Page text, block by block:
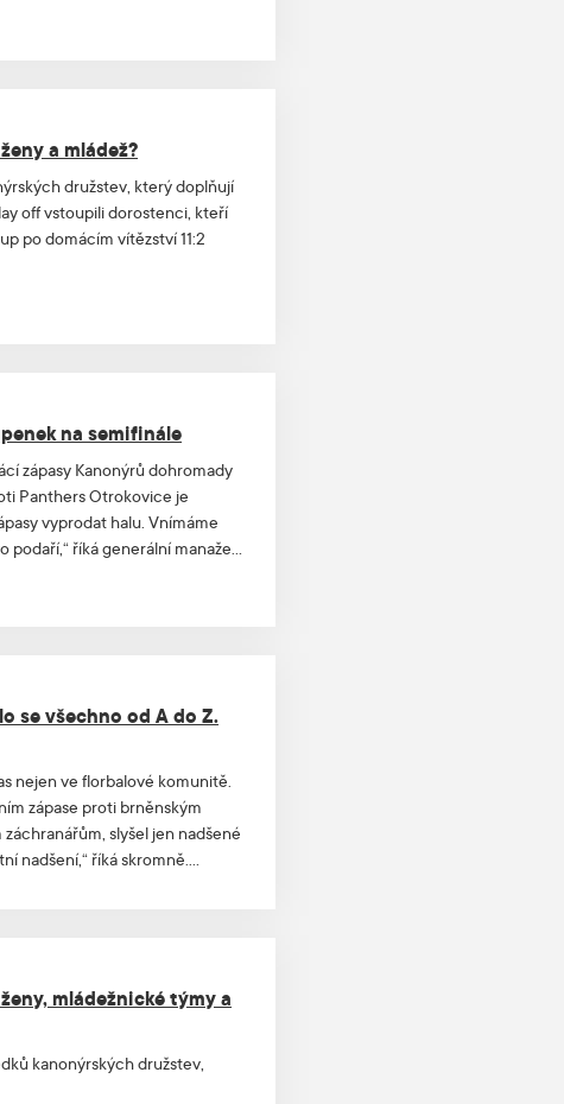
a mládež?
družstev, který doplňují
off vstoupili dorostenci, kteří
po domácím vítězství 11:2
na semifinále
zápasy Kanonýrů dohromady
Panthers Otrokovice je
vyprodat halu. Vnímáme
podaří,“ říká generální manažer
se všechno od A do Z.
nejen ve florbalové komunitě.
zápase proti brněnským
slyšel jen nadšené
nadšení,“ říká skromně.
mládežnické týmy a
kanonýrských družstev,